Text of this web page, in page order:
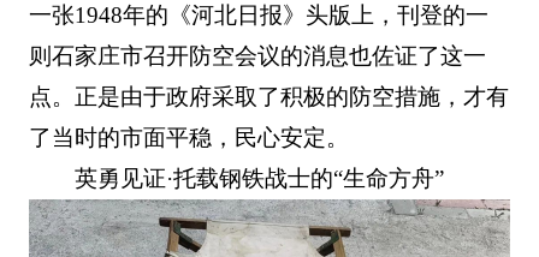
一张1948年的《河北日报》头版上，刊登的一
则石家庄市召开防空会议的消息也佐证了这一
点。正是由于政府采取了积极的防空措施，才有
了当时的市面平稳，民心安定。
英勇见证·托载钢铁战士的“生命方舟”